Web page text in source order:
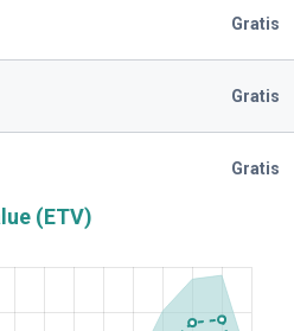
Gratis
Gratis
Gratis
(ETV)